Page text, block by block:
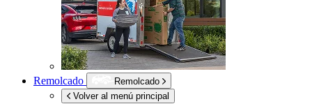
Remolcado
Remolcado
Volver al menú principal